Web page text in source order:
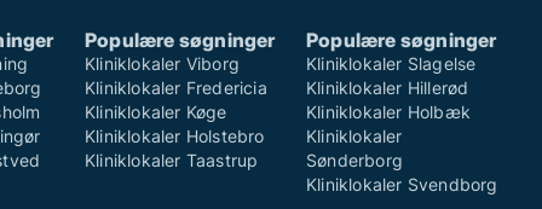
Populære søgninger
Kliniklokaler Viborg
Kliniklokaler Fredericia
Kliniklokaler Køge
Kliniklokaler Holstebro
Kliniklokaler Taastrup
Populære søgninger
Kliniklokaler Slagelse
Kliniklokaler Hillerød
Kliniklokaler Holbæk
Kliniklokaler
Sønderborg
Kliniklokaler Svendborg